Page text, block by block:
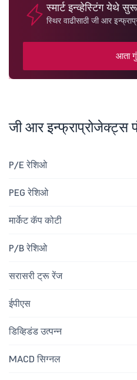
स्मार्ट इन्व्हेस्टिंग येथे
स्थिर वाढीसाठी जी आर
आता
जी आर इन्फ्राप्रोजेक्ट्स
P/E रेशिओ
PEG रेशिओ
मार्केट कॅप कोटी
P/B रेशिओ
सरासरी ट्रू रेंज
ईपीएस
डिव्हिडंड उत्पन्न
MACD सिग्नल